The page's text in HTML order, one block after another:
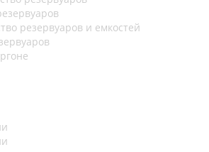
резервуаров и емкостей